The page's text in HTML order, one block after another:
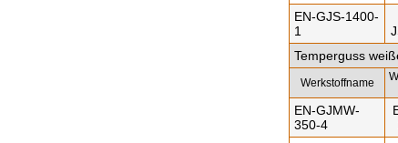
EN-GJS-1400-
1
Temperguss
Werkstoffname
EN-GJMW-
350-4